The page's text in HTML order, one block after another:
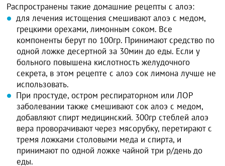
Распространены такие домашние рецепты с алоэ:
для лечения истощения смешивают алоэ с медом,
грецкими орехами, лимонным соком. Все
компоненты берут по 100гр. Принимают средство по
одной ложке десертной за 30мин до еды. Если у
больного повышена кислотность желудочного
секрета, в этом рецепте с алоэ сок лимона лучше не
использовать.
При простуде, остром респираторном или ЛОР
заболевании также смешивают сок алоэ с медом,
добавляют спирт медицинский. 300гр стеблей алоэ
вера проворачивают через мясорубку, перетирают с
тремя ложками столовыми меда и спирта, и
принимают по одной ложке чайной три р/день до
еды.